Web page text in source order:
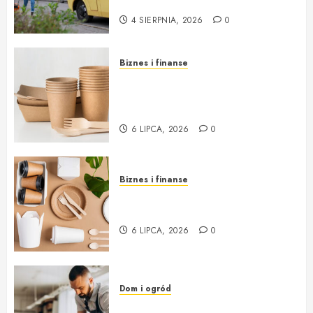
4 SIERPNIA, 2026 0
Biznes i finanse
6 LIPCA, 2026 0
Biznes i finanse
6 LIPCA, 2026 0
Dom i ogród